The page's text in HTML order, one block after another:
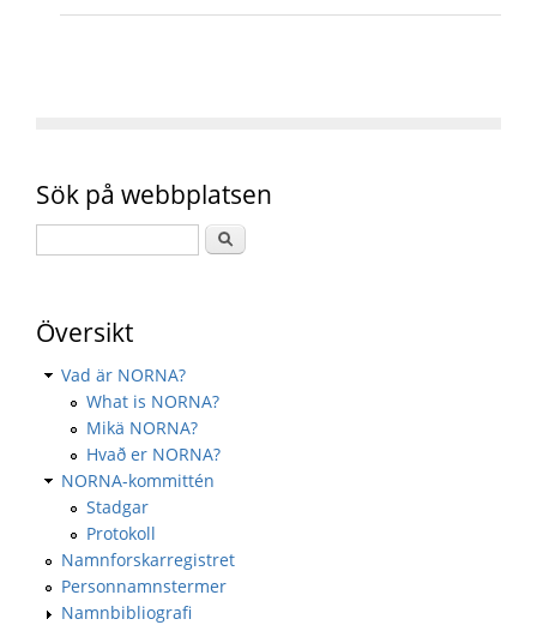
Sök på webbplatsen
Översikt
Vad är NORNA?
What is NORNA?
Mikä NORNA?
Hvað er NORNA?
NORNA-kommittén
Stadgar
Protokoll
Namnforskarregistret
Personnamnstermer
Namnbibliografi